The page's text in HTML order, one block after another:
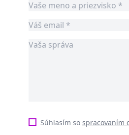
Súhlasím so spracovaním